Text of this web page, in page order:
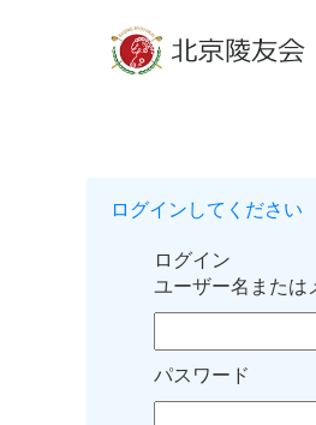
ログインしてください
ログイン
ユーザー名または
パスワード